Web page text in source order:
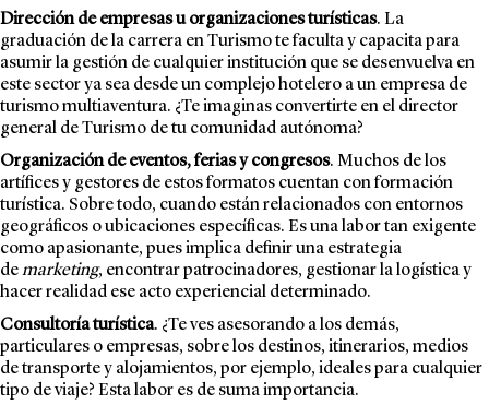
Dirección de empresas u organizaciones turísticas. La
graduación de la carrera en Turismo te faculta y capacita para
asumir la gestión de cualquier institución que se desenvuelva en
este sector ya sea desde un complejo hotelero a un empresa de
turismo multiaventura. ¿Te imaginas convertirte en el director
general de Turismo de tu comunidad autónoma?
Organización de eventos, ferias y congresos. Muchos de los
artífices y gestores de estos formatos cuentan con formación
turística. Sobre todo, cuando están relacionados con entornos
geográficos o ubicaciones específicas. Es una labor tan exigente
como apasionante, pues implica definir una estrategia
demarketing, encontrar patrocinadores, gestionar la logística y
hacer realidad ese acto experiencial determinado.
Consultoría turística. ¿Te ves asesorando a los demás,
particulares o empresas, sobre los destinos, itinerarios, medios
de transporte y alojamientos, por ejemplo, ideales para cualquier
tipo de viaje? Esta labor es de suma importancia.